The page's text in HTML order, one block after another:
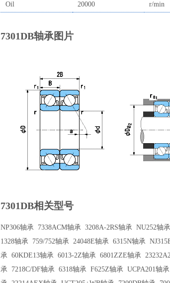
Oil 20000 r/min
7301DB轴承图片
7301DB相关型号
NP306轴承 7338ACM轴承 3208A-2RS轴承 NU252轴承
1328轴承 759/752轴承 24048E轴承 6315N轴承
承 60KDE13轴承 6013-2Z轴承 6801ZZE轴承
承 7218C/DF轴承 6318轴承 F625Z轴承 UCPA201轴承